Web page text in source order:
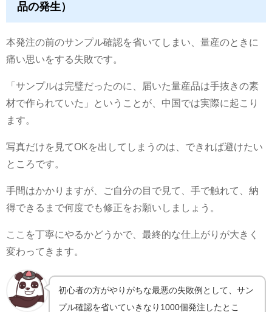
品の発生）
本発注の前のサンプル確認を省いてしまい、量産のときに
痛い思いをする失敗です。
「サンプルは完璧だったのに、届いた量産品は手抜きの素
材で作られていた」ということが、中国では実際に起こり
ます。
写真だけを見てOKを出してしまうのは、できれば避けたい
ところです。
手間はかかりますが、ご自分の目で見て、手で触れて、納
得できるまで何度でも修正をお願いしましょう。
ここを丁寧にやるかどうかで、最終的な仕上がりが大きく
変わってきます。
初心者の方がやりがちな最悪の失敗例として、サン
プル確認を省いていきなり1000個発注したとこ